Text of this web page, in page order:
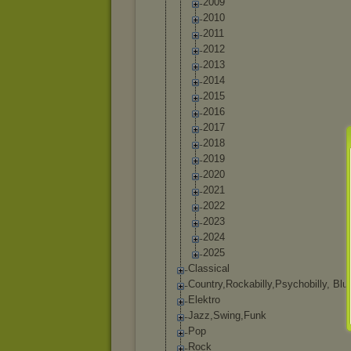
2010
2011
2012
2013
2014
2015
2016
2017
2018
2019
2020
2021
2022
2023
2024
2025
Classical
Country,Rockabilly,Psychobil ly,
Elektro
Jazz,Swing,Funk
Pop
Rock